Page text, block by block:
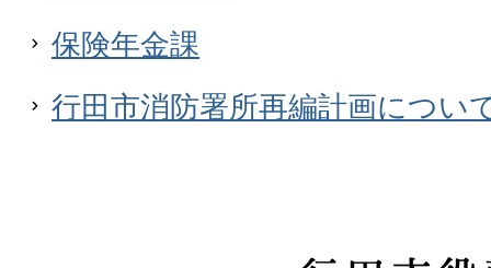
04月08日
保険年金課
行田市消防署所再編計画につい